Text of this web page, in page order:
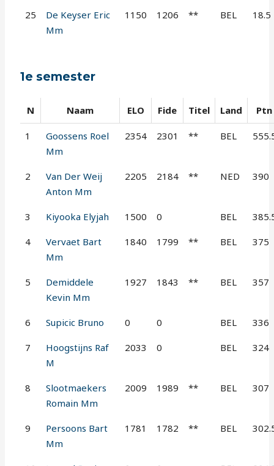
25
De Keyser Eric
Mm
1150 1206 ** BEL 18.5
1e semester
N Naam ELO Fide Titel Land Ptn
1
Goossens Roel
Mm
2354 2301 ** BEL
2
Van Der Weij
Anton Mm
2205 2184 ** NED 390
3 Kiyooka Elyjah 1500 0 BEL
4
Vervaet Bart
Mm
1840 1799 ** BEL 375
5
Demiddele
Kevin Mm
1927 1843 ** BEL 357
6 Supicic Bruno 0 0 BEL 336
7
Hoogstijns Raf
M
2033 0 BEL 324
8
Slootmaekers
Romain Mm
2009 1989 ** BEL 307
9
Persoons Bart
Mm
1781 1782 ** BEL